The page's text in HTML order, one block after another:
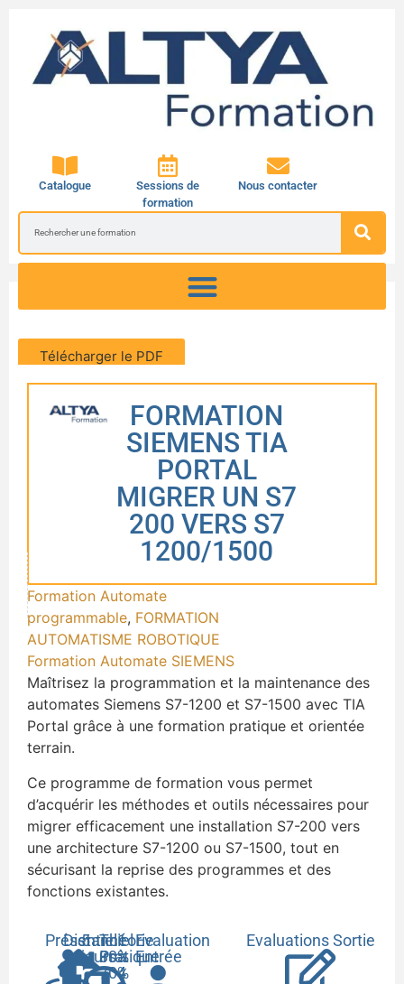
Catalogue
Sessions de
formation
Nous contacter
Télécharger le PDF
FORMATION
SIEMENS TIA
PORTAL
MIGRER UN S7
200 VERS S7
1200/1500
Formation Automate
programmable, FORMATION
AUTOMATISME ROBOTIQUE
Formation Automate SIEMENS
Maîtrisez la programmation et la maintenance des
automates Siemens S7-1200 et S7-1500 avec TIA
Portal grâce à une formation pratique et orientée
terrain.
Ce programme de formation vous permet
d’acquérir les méthodes et outils nécessaires pour
migrer efficacement une installation S7-200 vers
une architecture S7-1200 ou S7-1500, tout en
sécurisant la reprise des programmes et des
fonctions existantes.
Présentiel
Distanciel
5
jours
Théorie
30%
Pratique
70%
1
à
4
Evaluation
Entrée
Evaluations Sortie